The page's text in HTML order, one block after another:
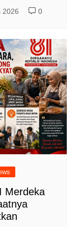
2026 0
Merdeka